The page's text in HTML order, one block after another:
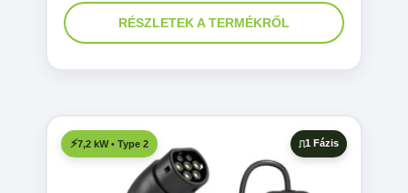
RÉSZLETEK A TERMÉKRŐL
7,2 kW • Type 2 1 Fázis